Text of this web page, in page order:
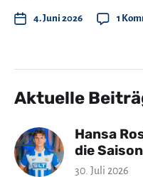
4. Juni 2026 1
Aktuelle
Hansa
die
30. Juli 2026